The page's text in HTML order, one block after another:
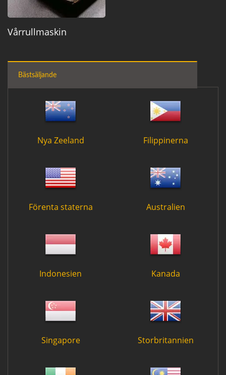
Vårrullmaskin
Bästsäljande
Nya Zeeland Filippinerna
Förenta staterna Australien
Indonesien Kanada
Singapore Storbritannien